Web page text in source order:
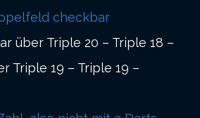
checkbar
über Triple 20 – Triple 18 –
Triple 19 – Triple 19 –